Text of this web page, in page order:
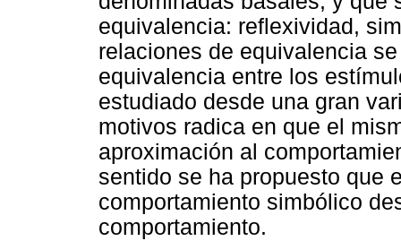
equivalencia: reflexividad,
relaciones de equivalencia
equivalencia entre los
estudiado desde una gran
motivos radica en que el
aproximación al
sentido se ha propuesto que
comportamiento simbólico
comportamiento.